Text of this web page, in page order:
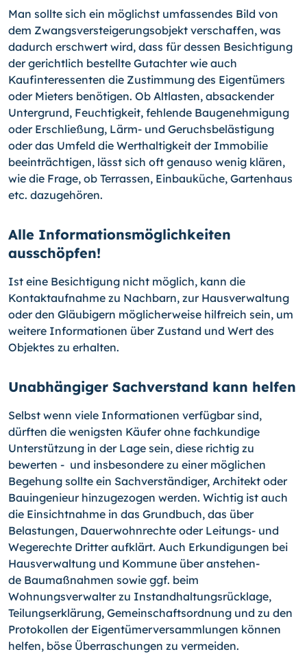
Man sollte sich ein möglichst umfassendes Bild von
dem Zwangsversteigerungsobjekt verschaffen, was
dadurch erschwert wird, dass für dessen Besichtigung
der gericht­lich bestellte Gutachter wie auch
Kaufinteressenten die Zustimmung des Eigentümers
oder Mieters benötigen. Ob Altlasten, absackender
Untergrund, Feuchtigkeit, fehlende Baugenehmigung
oder Erschließung, Lärm- und Geruchsbelästigung
oder das Umfeld die Werthaltigkeit der Immobilie
beeinträchtigen, lässt sich oft genauso wenig klären,
wie die Frage, ob Terrassen, Einbauküche, Gartenhaus
etc. dazugehören.
Alle Informationsmöglichkeiten
ausschöpfen!
Ist eine Besichtigung nicht möglich, kann die
Kontaktaufnahme zu Nachbarn, zur Hausverwaltung
oder den Gläubigern möglicherweise hilfreich sein, um
weitere Infor­mationen über Zustand und Wert des
Objektes zu erhalten.
Unabhängiger Sachverstand kann helfen
Selbst wenn viele Informationen verfügbar sind,
dürften die wenigsten Käufer ohne fachkundige
Unterstützung in der Lage sein, diese richtig zu
bewerten - und insbe­sondere zu einer möglichen
Begehung sollte ein Sachverständiger, Architekt oder
Bauingenieur hinzugezogen werden. Wichtig ist auch
die Einsichtnahme in das Grund­buch, das über
Belastungen, Dauerwohnrechte oder Leitungs- und
Wegerechte Drit­ter aufklärt. Auch Erkundigungen bei
Hausverwaltung und Kommune über anstehen­
de Baumaßnahmen sowie ggf. beim
Wohnungsverwalter zu Instandhaltungsrücklage,
Teilungserklärung, Gemeinschaftsordnung und zu den
Protokollen der Eigentümerver­sammlungen können
helfen, böse Überraschungen zu vermeiden.